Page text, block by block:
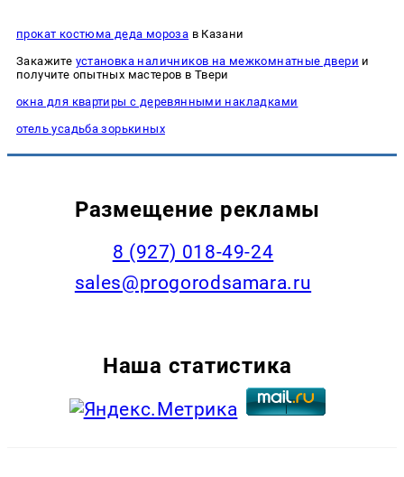
прокат костюма деда мороза в Казани
Закажите установка наличников на межкомнатные двери и
получите опытных мастеров в Твери
окна для квартиры с деревянными накладками
отель усадьба зорькиных
Размещение рекламы
8 (927) 018-49-24
sales@progorodsamara.ru
Наша статистика